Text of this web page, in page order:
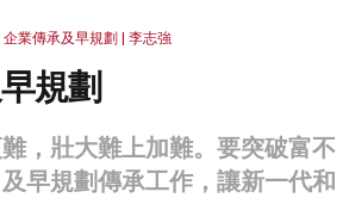
企業傳承及早規劃 | 李志強
規劃
，壯大難上加難。要突破富不
早規劃傳承工作，讓新一代和